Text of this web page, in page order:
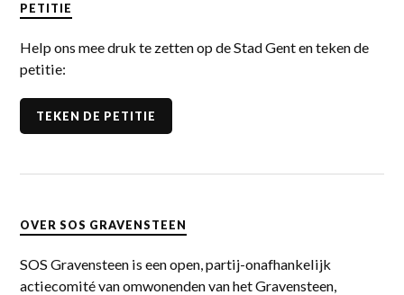
PETITIE
Help ons mee druk te zetten op de Stad Gent en teken de
petitie:
TEKEN DE PETITIE
OVER SOS GRAVENSTEEN
SOS Gravensteen is een open, partij-onafhankelijk
actiecomité van omwonenden van het Gravensteen,